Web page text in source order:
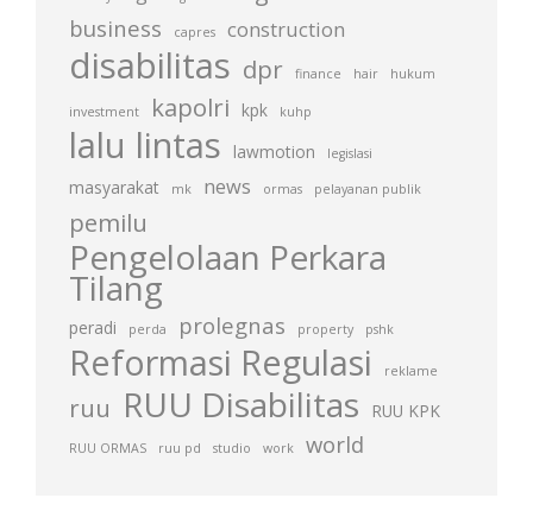
business capres construction
disabilitas dpr finance hair hukum
investment kapolri kpk kuhp
lalu lintas lawmotion legislasi
masyarakat mk news ormas pelayanan publik
pemilu
Pengelolaan Perkara
Tilang
peradi perda prolegnas property pshk
Reformasi Regulasi reklame
ruu RUU Disabilitas RUU KPK
RUU ORMAS ruu pd studio work world